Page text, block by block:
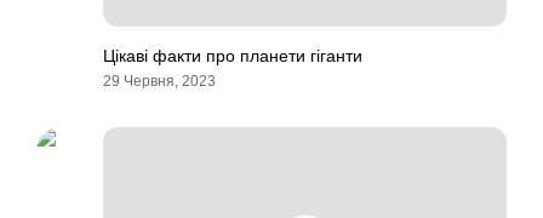
Цікаві факти про планети гіганти
29 Червня, 2023